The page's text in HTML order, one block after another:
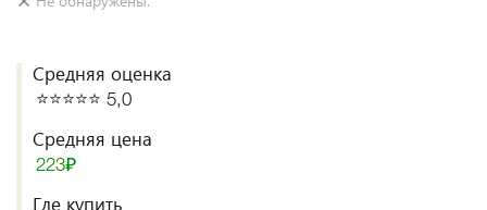
Средняя оценка
⭐️⭐️⭐️⭐️⭐️ 5,0
Средняя цена
223₽
Где купить